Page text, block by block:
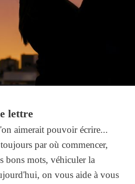
lettre
aimerait pouvoir écrire...
par où commencer,
bons mots, véhiculer la
on vous aide à vous